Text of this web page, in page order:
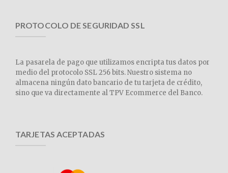
PROTOCOLO DE SEGURIDAD SSL
La pasarela de pago que utilizamos encripta tus datos por
medio del protocolo SSL 256 bits. Nuestro sistema no
almacena ningún dato bancario de tu tarjeta de crédito,
sino que va directamente al TPV Ecommerce del Banco.
TARJETAS ACEPTADAS